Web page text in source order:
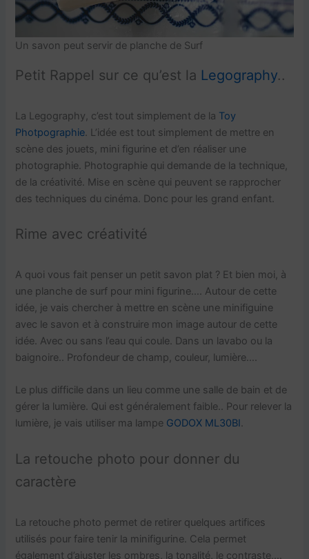
Un savon peut servir de planche de Surf
Petit Rappel sur ce qu’est la Legography..
La Legography, c’est tout simplement de la Toy
Photpographie . L’idée est tout simplement de mettre en
scène des jouets, mini figurine et d’en réaliser une
photographie. Photographie qui demande de la technique,
de la créativité. Mise en scène qui peuvent se rapprocher
des techniques du cinéma. Donc pour les grand enfant.
Rime avec créativité
A quoi vous fait penser un petit savon plat ? Et bien moi, à
une planche de surf pour mini figurine…. Autour de cette
idée, je vais chercher à mettre en scène une minifiguine
avec le savon et à construire mon image autour de cette
idée. Avec ou sans l’eau qui coule. Dans un lavabo ou la
baignoire.. Profondeur de champ, couleur, lumière….
Le plus difficile dans un lieu comme une salle de bain et de
gérer la lumière. Qui est généralement faible.. Pour relever la
lumière, je vais utiliser ma lampe GODOX ML30BI.
La retouche photo pour donner du
caractère
La retouche photo permet de retirer quelques artifices
utilisés pour faire tenir la minifigurine. Cela permet
également d’ajuster les ombres, la tonalité, le contraste,…